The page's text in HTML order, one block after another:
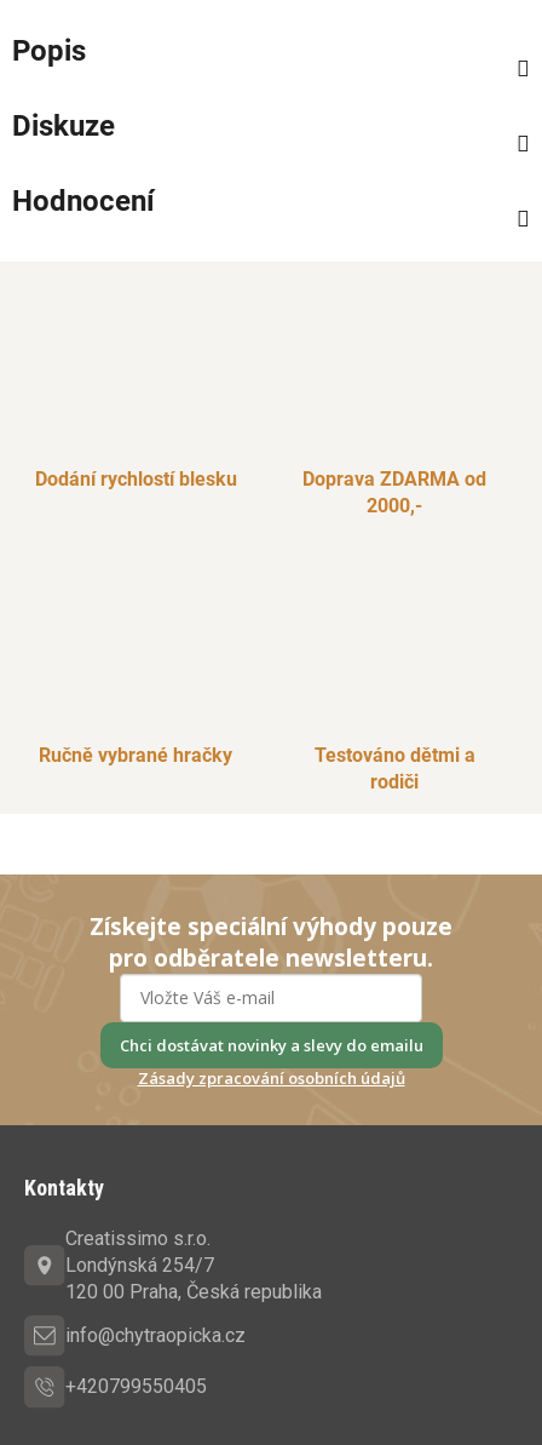
Popis
Diskuze
Hodnocení
Dodání rychlostí blesku
Doprava ZDARMA od
2000,-
Ručně vybrané hračky
Testováno dětmi a
rodiči
Získejte speciální výhody pouze
pro odběratele newsletteru.
Chci dostávat novinky a slevy do emailu
Zásady zpracování osobních údajů
Kontakty
Creatissimo s.r.o.
Londýnská 254/7
120 00 Praha, Česká republika
info@chytraopicka.cz
+420799550405